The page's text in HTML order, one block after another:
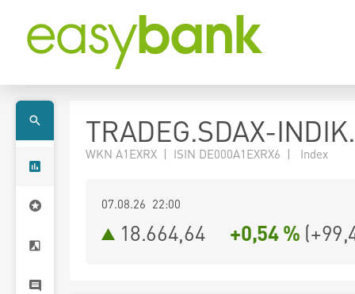
TRADEG.SDAX-
WKN A1EXRX | ISIN DE000A1EXRX6 | Index
07.08.26 22:00
18.664,64 +0,54 % (